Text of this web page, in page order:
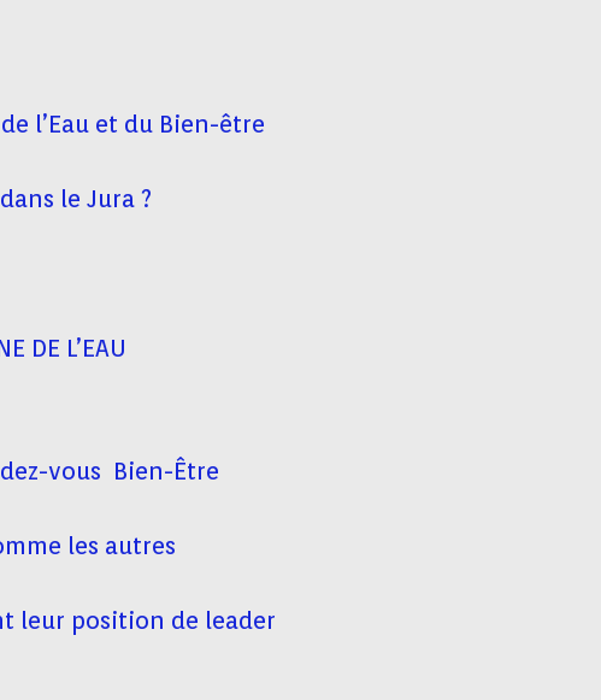
de l’Eau et du Bien-être
le Jura ?
DE L’EAU
vous Bien-Être
les autres
leur position de leader